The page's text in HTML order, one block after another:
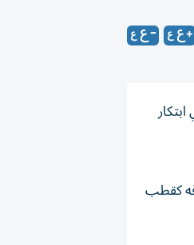
جفافه كقطب